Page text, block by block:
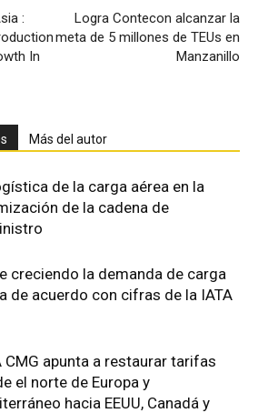
:
In
Logra Contecon alcanzar la
meta de 5 millones de TEUs en
Manzanillo
Más del autor
de la carga aérea en la
de la cadena de
creciendo la demanda de carga
de acuerdo con cifras de la IATA
CMG apunta a restaurar tarifas
el norte de Europa y
hacia EEUU, Canadá y